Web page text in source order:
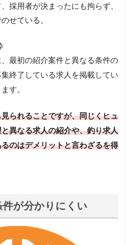
採用者が決まったにも拘らず、
せている。
最初の紹介案件と異なる条件の
終了している求人を掲載してい
す。
られることですが、同じくヒュ
異なる求人の紹介や、釣り求人
のはデメリットと言わざるを得
が分かりにくい